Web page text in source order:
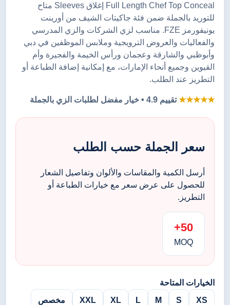
Full Length Chef Top Conceal إغلاق Sleeves متاح
للتوريد بالجملة ضمن فئة جاكيتات الشيف من أورينت
يونيفورمز FZE. مناسب لزي الشركات والزي المدرسي
والفعاليات والعروض الترويجية وملابس الموظفين في دبي
وأبوظبي والشارقة وعجمان ورأس الخيمة والفجيرة وأم
القيوين وجميع أنحاء الإمارات، مع إمكانية إضافة الطباعة أو
التطريز عند الطلب.
★★★★★تقييم 4.9 • خيار مفضل لطلبات الزي بالجملة
سعر الجملة حسب الطلب
أرسل الكمية والمقاسات والألوان وتفاصيل الشعار
للحصول على عرض سعر مع خيارات الطباعة أو
التطريز.
50+
MOQ
الخيارات المتاحة
XS
S
M
L
XL
XXL مخصص